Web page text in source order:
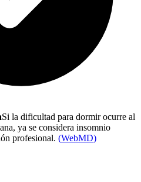
Si la dificultad para dormir ocurre al
ya se considera insomnio
profesional. (WebMD)